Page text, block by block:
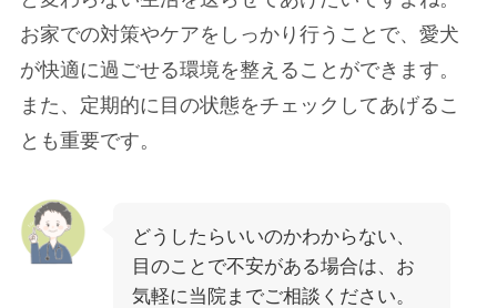
お家での対策やケアをしっかり行うことで、愛犬
が快適に過ごせる環境を整えることができます。
また、定期的に目の状態をチェックしてあげるこ
とも重要です。
どうしたらいいのかわからない、
目のことで不安がある場合は、お
気軽に当院までご相談ください。